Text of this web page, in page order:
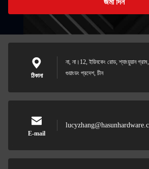
জমা দিন
ঠিকানা
না, না।12, ইয়িনকেং রোড, শ্যাংয়ুয়ান গ্রাম,
গুয়াংডং প্রদেশ, চীন
E-mail